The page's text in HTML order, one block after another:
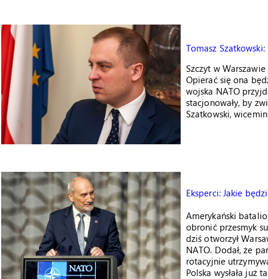
Tomasz
Szczyt w
Opierać się ona
wojska NATO
stacjonowały, by
Szatkowski,
Eksperci: Jakie
Amerykański
obronić przesmyk
dziś otworzył
NATO. Dodał, że
rotacyjnie
Polska wysłała już